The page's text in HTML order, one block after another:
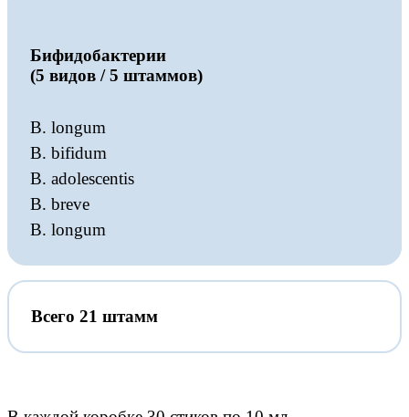
Бифидобактерии
(5 видов / 5 штаммов)
B. longum
B. bifidum
B. adolescentis
B. breve
B. longum
Всего 21 штамм